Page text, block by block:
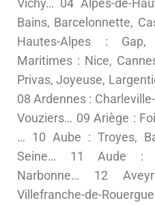
Vichy… 04 Alpes-de-
Bains, Barcelonnette,
Hautes-Alpes :
Maritimes : Nice,
Privas, Joyeuse,
08 Ardennes :
Vouziers… 09 Ariège :
… 10 Aube : Troyes,
Seine… 11 Aude :
Narbonne… 12
Villefranche-de-